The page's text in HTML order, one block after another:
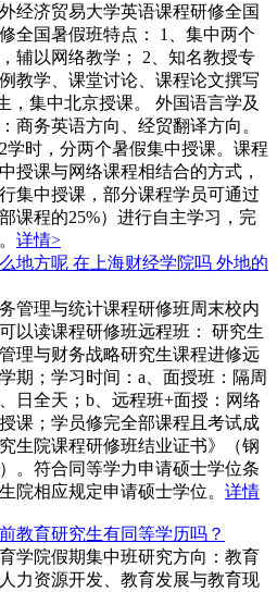
经济贸易大学英语课程研修全国
全国暑假班特点： 1、集中两个
辅以网络教学； 2、知名教授专
教学、课堂讨论、课程论文撰写
，集中北京授课。 外国语言学及
商务英语方向、经贸翻译方向。
学时，分两个暑假集中授课。课程
授课与网络课程相结合的方式，
集中授课，部分课程学员可通过
课程的25%）进行自主学习，完
详情>
地方呢 在上海财经学院吗 外地的
管理与统计课程研修班周末校内
以读课程研修班远程班： 研究生
理与财务战略研究生课程进修远
期；学习时间：a、面授班：隔周
日全天；b、远程班+面授：网络
课；学员修完全部课程且考试成
生院课程研修班结业证书》（钢
。符合同等学力申请硕士学位条
院相应规定申请硕士学位。 详情
教育研究生有同等学历吗？
学院假期集中班研究方向：教育
力资源开发、教育发展与教育现